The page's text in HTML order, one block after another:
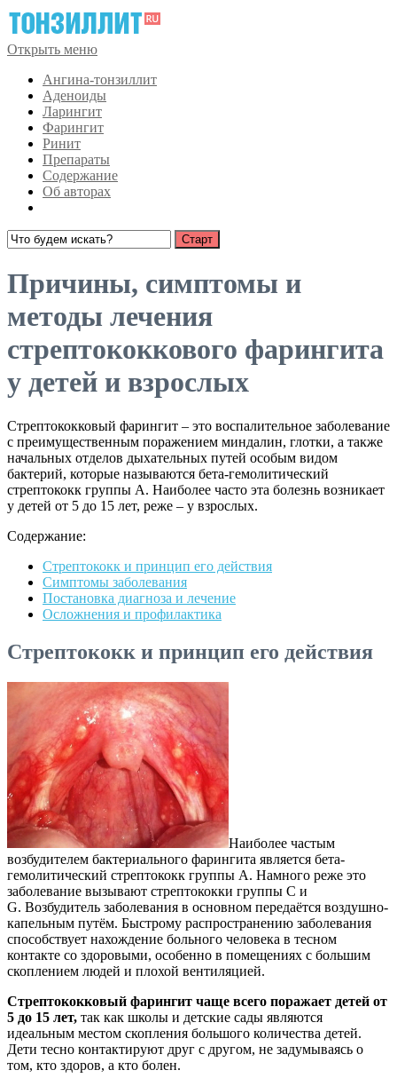
Открыть меню
Ангина-тонзиллит
Аденоиды
Ларингит
Фарингит
Ринит
Препараты
Содержание
Об авторах
Причины, симптомы и
методы лечения
стрептококкового фарингита
у детей и взрослых
Стрептококковый фарингит – это воспалительное заболевание
с преимущественным поражением миндалин, глотки, а также
начальных отделов дыхательных путей особым видом
бактерий, которые называются бета-гемолитический
стрептококк группы А. Наиболее часто эта болезнь возникает
у детей от 5 до 15 лет, реже – у взрослых.
Содержание:
Стрептококк и принцип его действия
Симптомы заболевания
Постановка диагноза и лечение
Осложнения и профилактика
Стрептококк и принцип его действия
Наиболее частым
возбудителем бактериального фарингита является бета-
гемолитический стрептококк группы А. Намного реже это
заболевание вызывают стрептококки группы С и
G. Возбудитель заболевания в основном передаётся воздушно-
капельным путём. Быстрому распространению заболевания
способствует нахождение больного человека в тесном
контакте со здоровыми, особенно в помещениях с большим
скоплением людей и плохой вентиляцией.
Стрептококковый фарингит чаще всего поражает детей от
5 до 15 лет, так как школы и детские сады являются
идеальным местом скопления большого количества детей.
Дети тесно контактируют друг с другом, не задумываясь о
том, кто здоров, а кто болен.